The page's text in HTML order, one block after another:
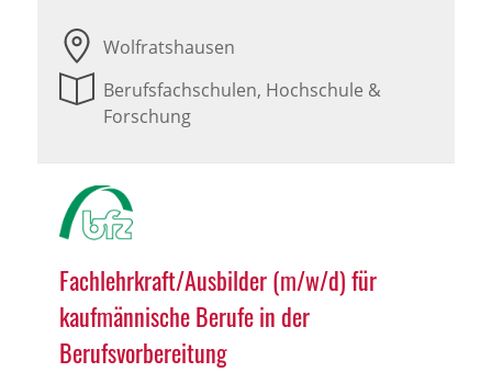
Wolfratshausen
Berufsfachschulen, Hochschule &
Forschung
Fachlehrkraft/Ausbilder (m/w/d) für
kaufmännische Berufe in der
Berufsvorbereitung